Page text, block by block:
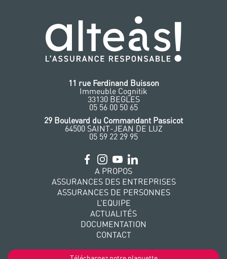
11 rue Ferdinand Buisson
Immeuble Cognitik
33130 BEGLES
‭05 56 00 50 65
‭29 Boulevard du Commandant Passicot
64500 SAINT-JEAN DE LUZ
05 59 22 29 95
A PROPOS
ASSURANCES DES ENTREPRISES
ASSURANCES DE PERSONNES
L’EQUIPE
ACTUALITÉS
DOCUMENTATION
CONTACT